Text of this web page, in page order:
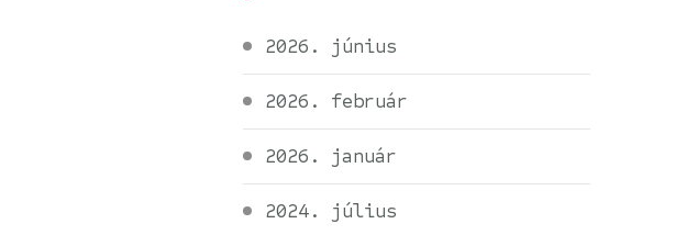
2026. június
2026. február
2026. január
2024. július